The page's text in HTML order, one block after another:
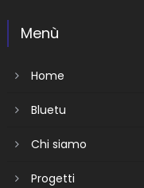
Menù
Home
Bluetu
Chi siamo
Progetti